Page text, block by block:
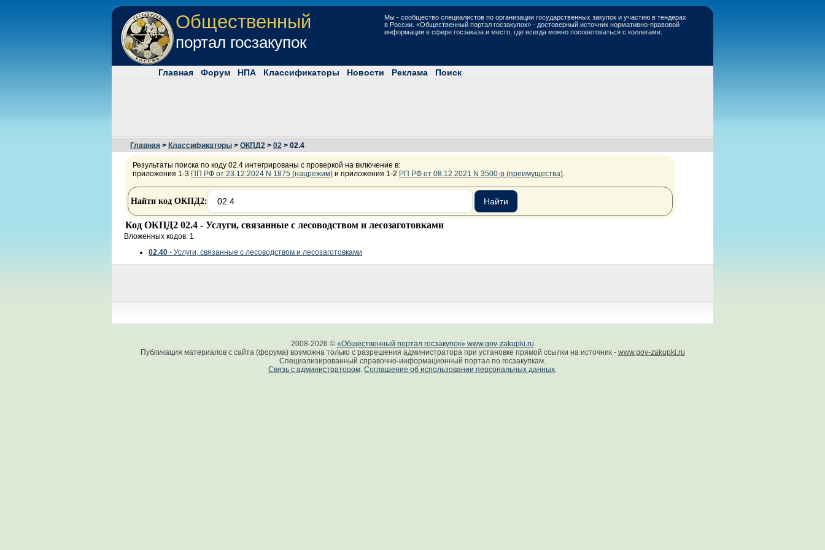
Мы - сообщество специалистов по организации государственных закупок и участию в тендерах
в России. «Общественный портал госзакупок» - достоверный источник нормативно-правовой
информации в сфере госзаказа и место, где всегда можно посоветоваться с коллегами.
Общественный
портал госзакупок
Главная Форум НПА Классификаторы Новости Реклама Поиск
Главная > Классификаторы > ОКПД2 > 02 > 02.4
Результаты поиска по коду 02.4 интегрированы с проверкой на включение в:
приложения 1-3 ПП РФ от 23.12.2024 N 1875 (нацрежим) и приложения 1-2 РП РФ от 08.12.2021 N 3500-р (преимущества).
Найти код ОКПД2:
Код ОКПД2 02.4 - Услуги, связанные с лесоводством и лесозаготовками
Вложенных кодов: 1
02.40 - Услуги, связанные с лесоводством и лесозаготовками
2008-2026 © «Общественный портал госзакупок» www.gov-zakupki.ru
Публикация материалов с сайта (форума) возможна только с разрешения администратора при установке прямой ссылки на источник - www.gov-zakupki.ru
Специализированный справочно-информационный портал по госзакупкам.
Связь с администратором. Соглашение об использовании персональных данных.